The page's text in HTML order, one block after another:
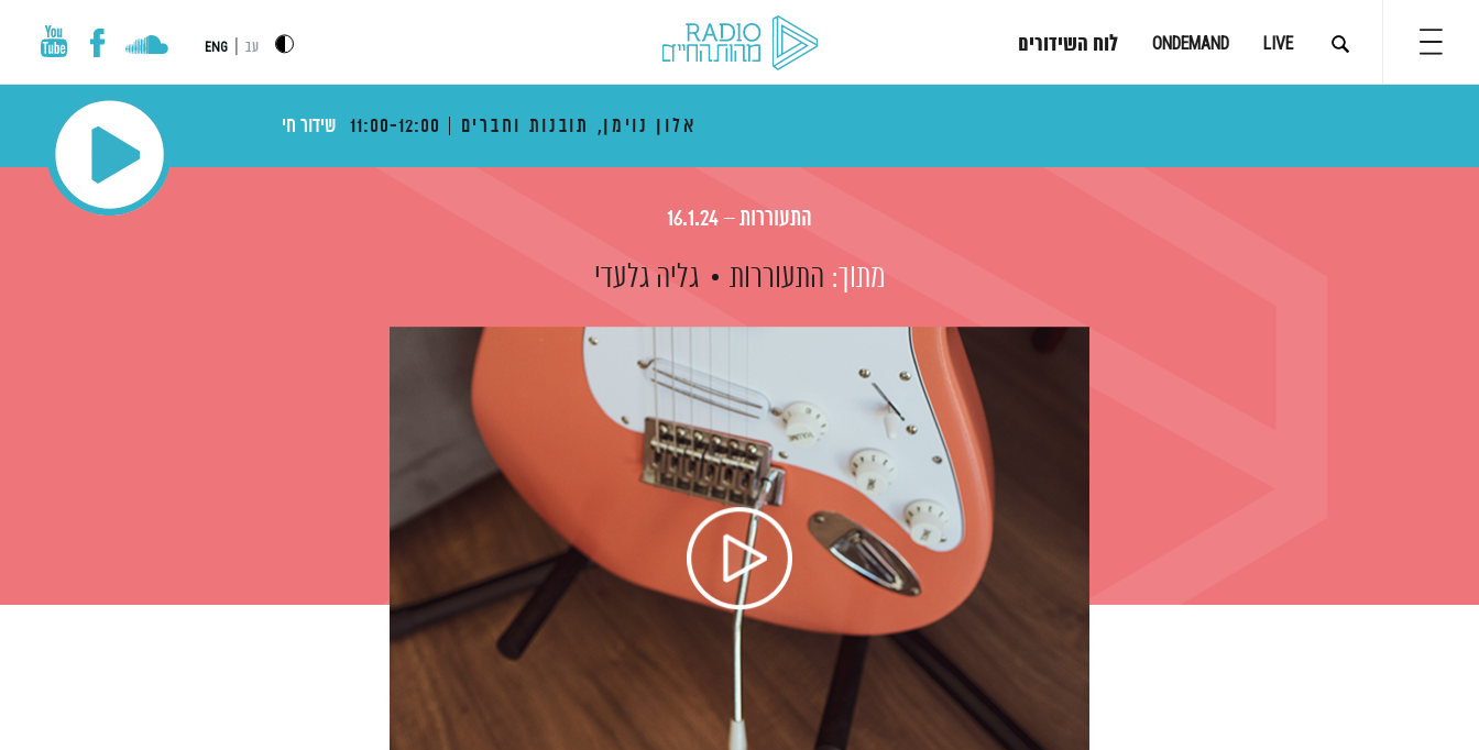
LIVE
ONDEMAND לוח השידורים עב ENG
אלון נוימן, תובנות וחברים 11:00-12:00 שידור חי
התעוררות – 16.1.24
מתוך: התעוררות גליה גלעדי